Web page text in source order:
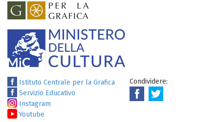
Istituto Centrale per la Grafica
Servizio Educativo
Instagram
Youtube
Condividere: